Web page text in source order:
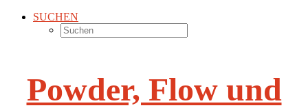
SUCHEN
Powder, Flow und